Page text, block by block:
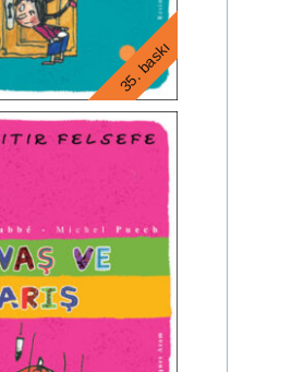
35. baskı